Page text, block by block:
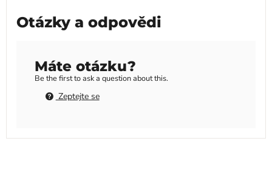
Otázky a odpovědi
Máte otázku?
Be the first to ask a question about this.
Zeptejte se